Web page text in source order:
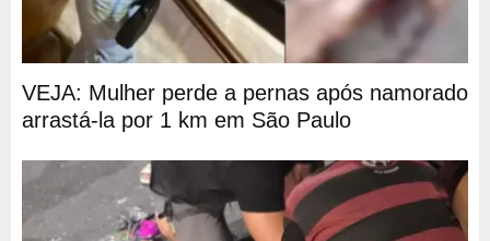
VEJA: Mulher perde a pernas após namorado
arrastá-la por 1 km em São Paulo